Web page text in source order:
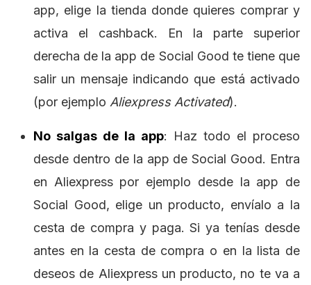
app, elige la tienda donde quieres comprar y
activa el cashback. En la parte superior
derecha de la app de Social Good te tiene que
salir un mensaje indicando que está activado
(por ejemplo Aliexpress Activated).
No salgas de la app: Haz todo el proceso
desde dentro de la app de Social Good. Entra
en Aliexpress por ejemplo desde la app de
Social Good, elige un producto, envíalo a la
cesta de compra y paga. Si ya tenías desde
antes en la cesta de compra o en la lista de
deseos de Aliexpress un producto, no te va a